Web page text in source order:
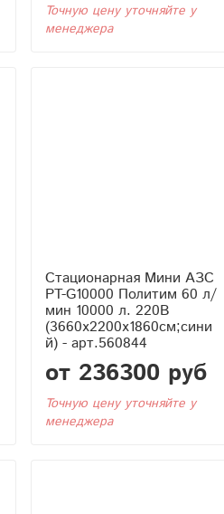
Точную цену уточняйте у
менеджера
Стационарная Мини АЗС
PT-G10000 Политим 60 л/
мин 10000 л. 220В
(3660x2200x1860см;сини
й) - арт.560844
от 236300 руб
Точную цену уточняйте у
менеджера